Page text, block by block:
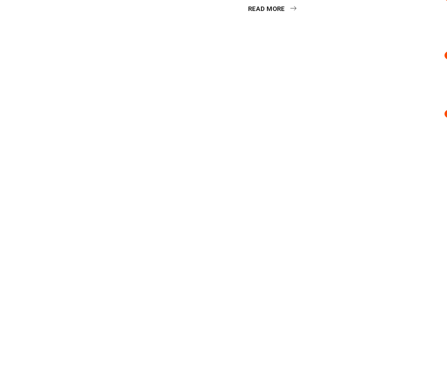
READ MORE